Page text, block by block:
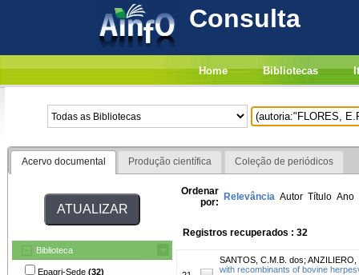
Consulta
Home Bibliotecas
Acervo documental Produção científica Coleção de periódicos
Biblioteca
Epagri-Sede (32)
Ordenar
por: Relevância Autor Título Ano
Registros recuperados : 32
SANTOS, C.M.B. dos; ANZILIERO,
with recombinants of bovine